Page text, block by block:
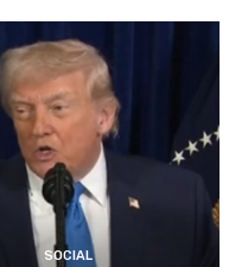
SOCIAL